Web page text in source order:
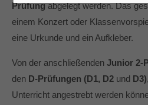
Prüfungabgelegt werden. Das
einem Konzert oder
eine Urkunde und ein Aufkleber.
Von der anschließenden Junior 2-
den D-Prüfungen (D1, D2 und D3)
Unterricht angestrebt werden